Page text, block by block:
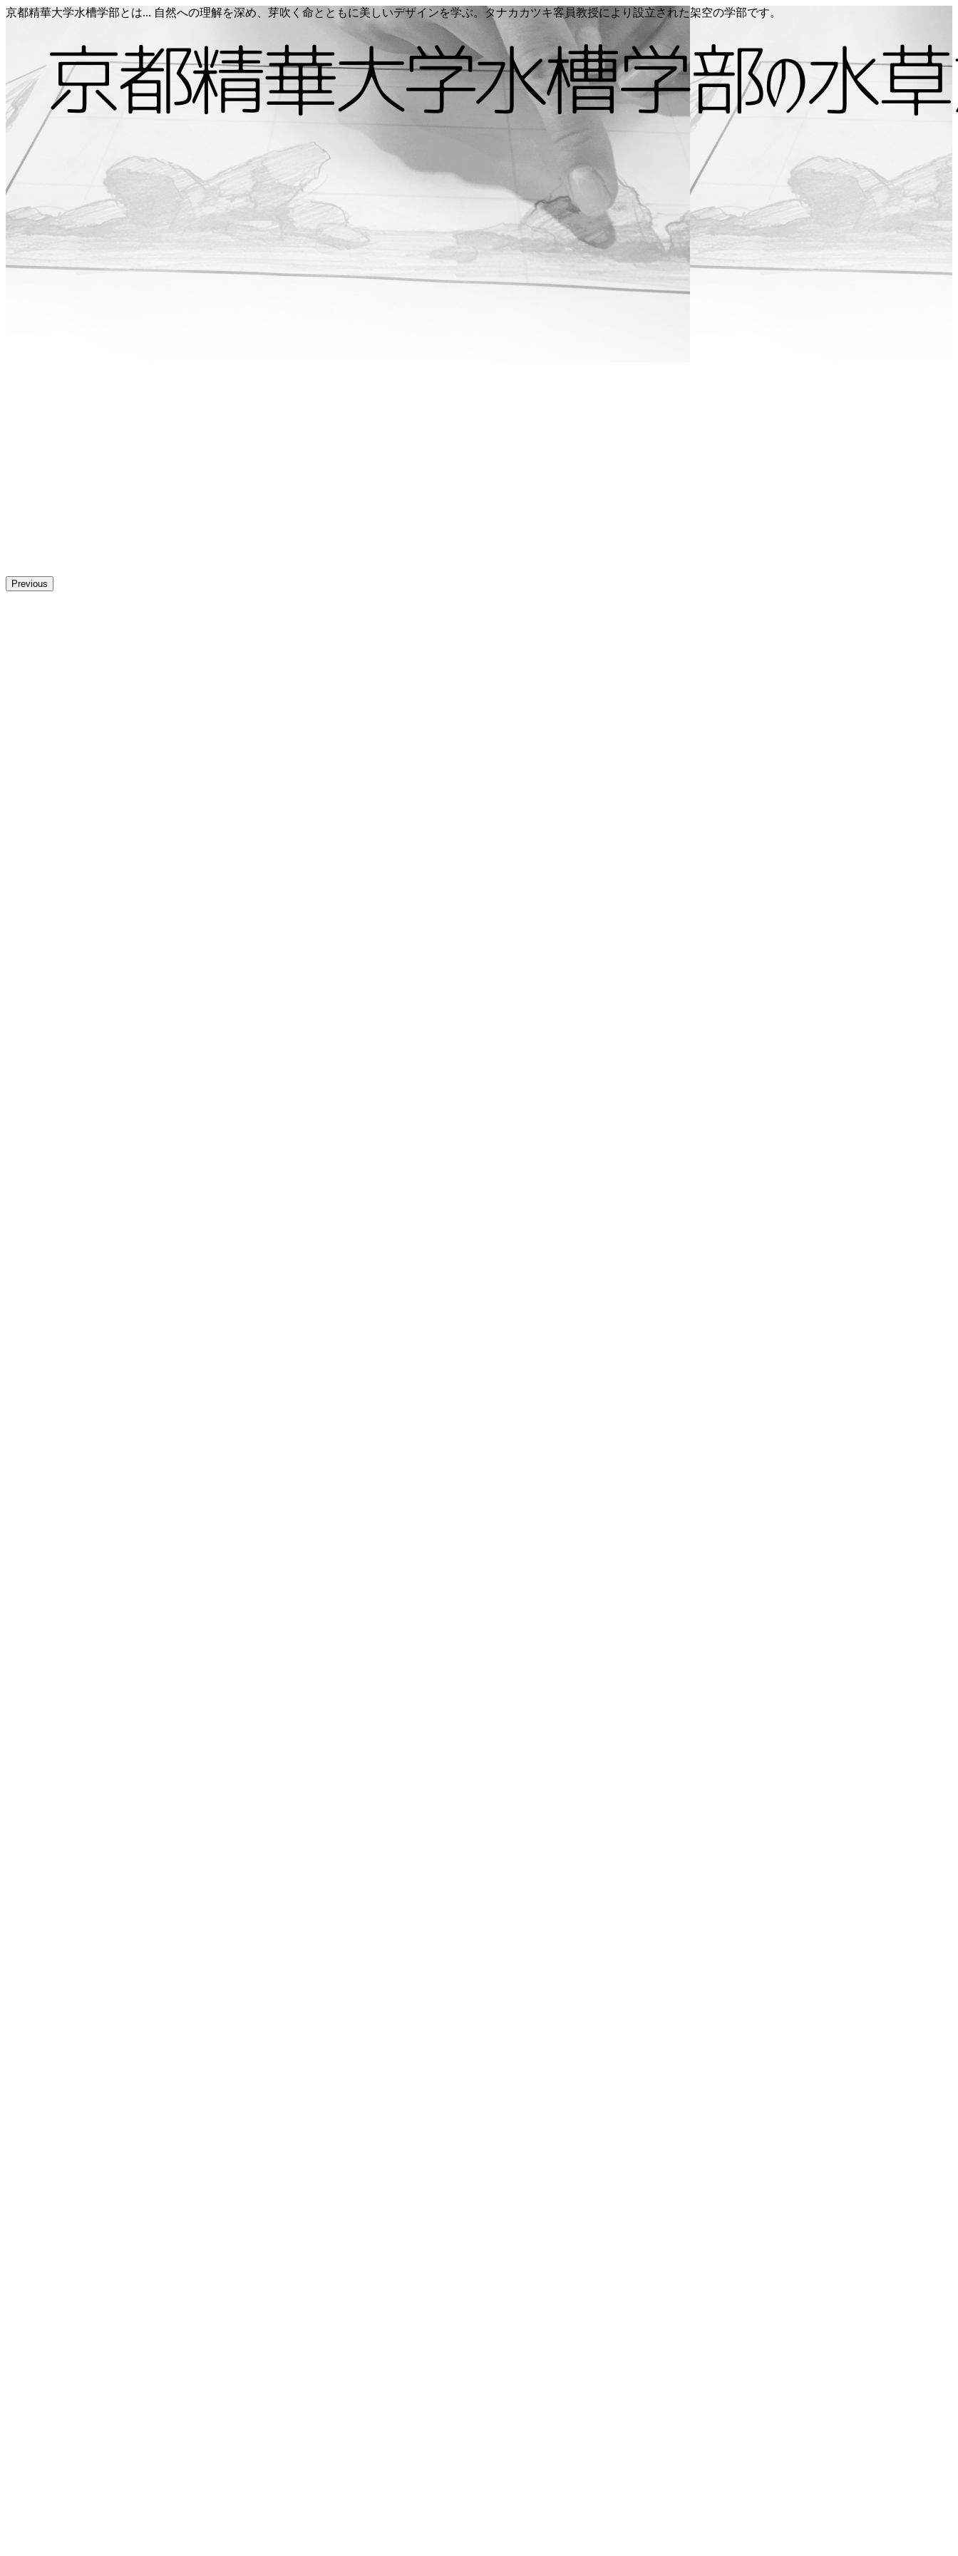
京都精華大学水槽学部とは... 自然への理解を深め、芽吹く命とともに美しいデザインを学ぶ。タナカカツキ客員教授により設立された架空の学部です。
Previous